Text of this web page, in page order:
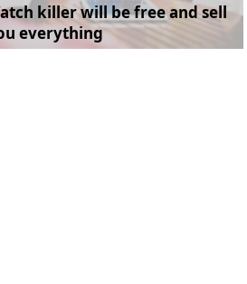
killer will be free and sell
everything